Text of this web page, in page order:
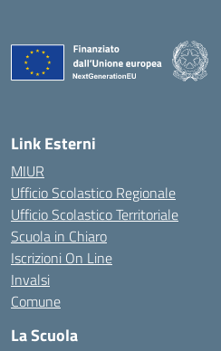
Link Esterni
MIUR
Ufficio Scolastico Regionale
Ufficio Scolastico Territoriale
Scuola in Chiaro
Iscrizioni On Line
Invalsi
Comune
La Scuola